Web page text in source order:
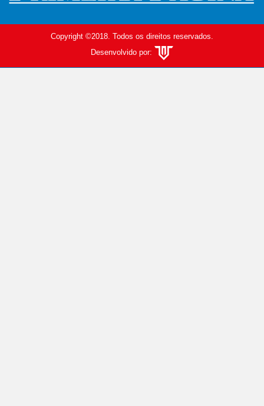
Copyright ©2018. Todos os direitos reservados.
Desenvolvido por: